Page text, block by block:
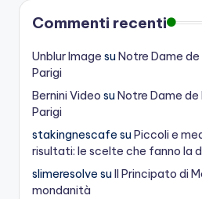
Commenti recenti
Unblur Image suNotre Dame
Parigi
Bernini Video suNotre Dame de
Parigi
stakingnescafe suPiccoli e
risultati: le scelte che fanno la
slimeresolve suIl Principato di
mondanità